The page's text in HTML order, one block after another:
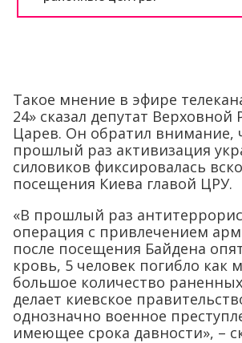
Такое мнение в эфире
24» сказал депутат Верховной
Царев. Он обратил внимание,
прошлый раз активизация
силовиков фиксировалась
посещения Киева главой ЦРУ.
«В прошлый раз
операция с привлечением
после посещения Байдена
кровь, 5 человек погибло как
большое количество
делает киевское
однозначно военное
имеющее срока давности», –